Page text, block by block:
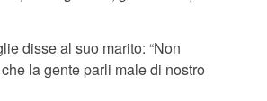
disse al suo marito: “Non
la gente parli male di nostro